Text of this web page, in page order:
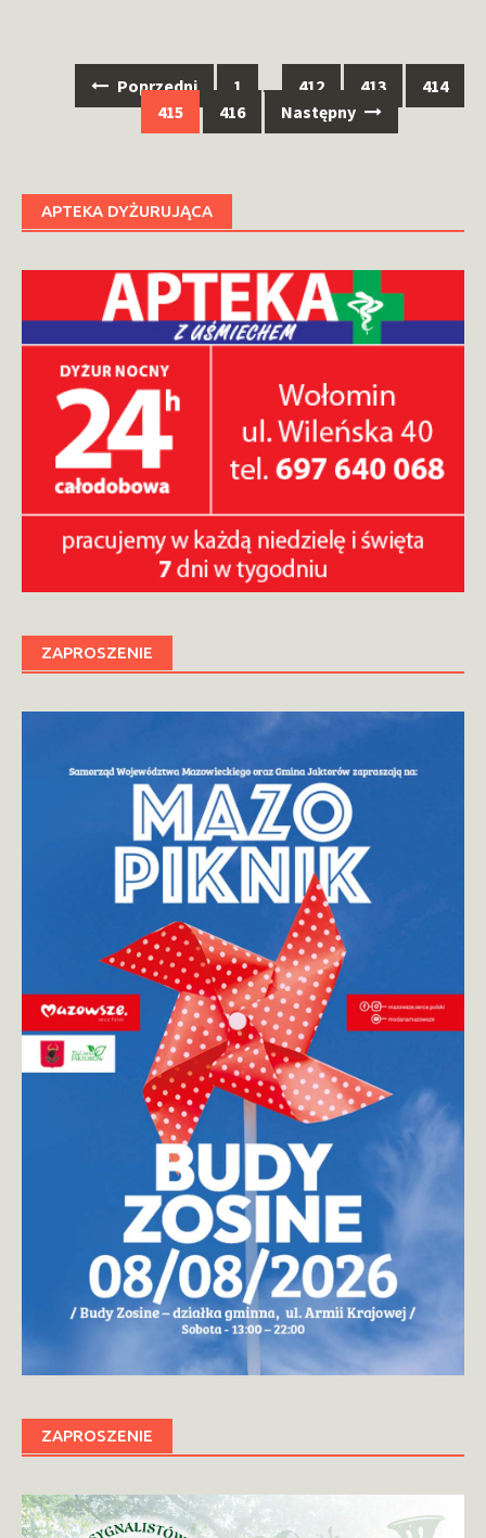
NawigacjaPoprzedni 1 … 412 413
414
415
416 Następny
APTEKA DYŻURUJĄCA
ZAPROSZENIE
ZAPROSZENIE